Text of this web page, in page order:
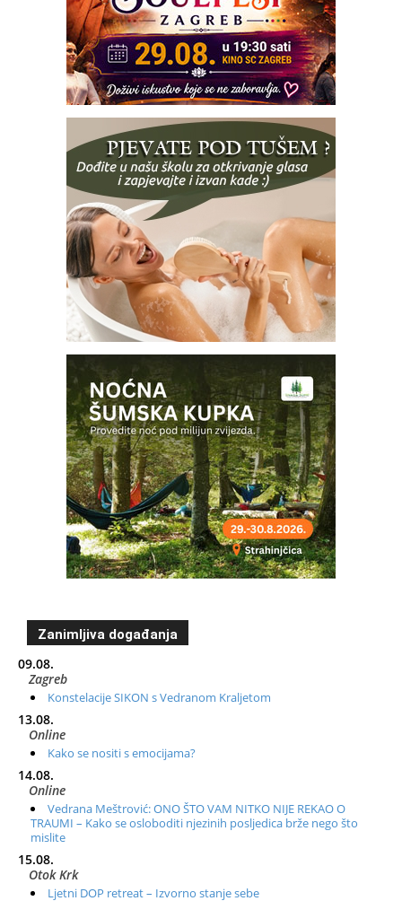
Zanimljiva događanja
09.08.
Zagreb
Konstelacije SIKON s Vedranom Kraljetom
13.08.
Online
Kako se nositi s emocijama?
14.08.
Online
Vedrana Meštrović: ONO ŠTO VAM NITKO NIJE REKAO O
TRAUMI – Kako se osloboditi njezinih posljedica brže nego što
mislite
15.08.
Otok Krk
Ljetni DOP retreat – Izvorno stanje sebe